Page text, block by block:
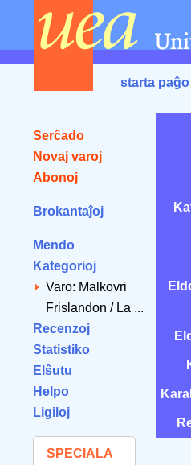
starta paĝo
Serĉado
Novaj varoj
Abonoj
Brokantaĵoj
Mendo
Kategorioj
Varo: Malkovri
Frislandon / La ...
Recenzoj
Statistiko
Elŝutu
Helpo
Ligiloj
SPECIALA